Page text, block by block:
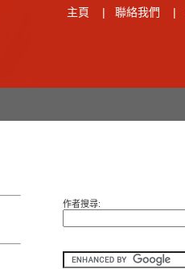
主頁 | 聯絡我們 |
作者搜尋: